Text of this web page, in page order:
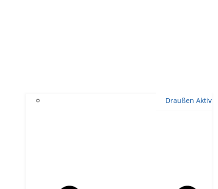
Draußen Aktiv